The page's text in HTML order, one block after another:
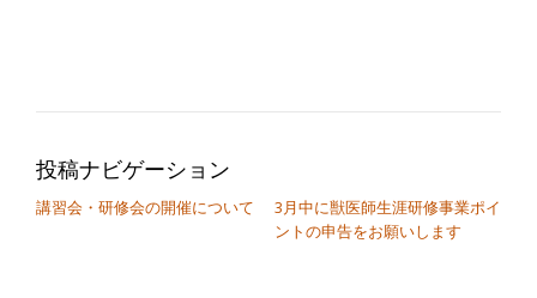
投稿ナビゲーション
講習会・研修会の開催について
3月中に獣医師生涯研修事業ポイ
ントの申告をお願いします